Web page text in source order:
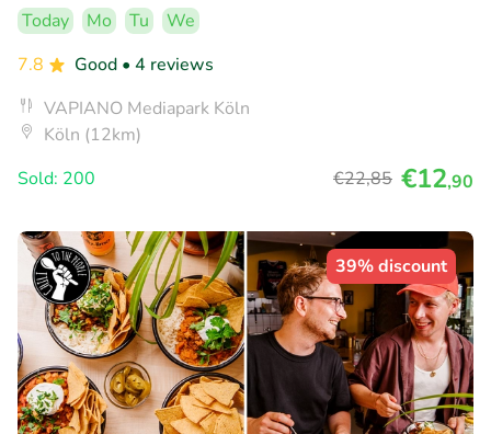
Today Mo Tu
We
7.8
Good • 4 reviews
VAPIANO Mediapark Köln
Köln (12km)
Sold: 200
€22,85 €12,90
39% discount